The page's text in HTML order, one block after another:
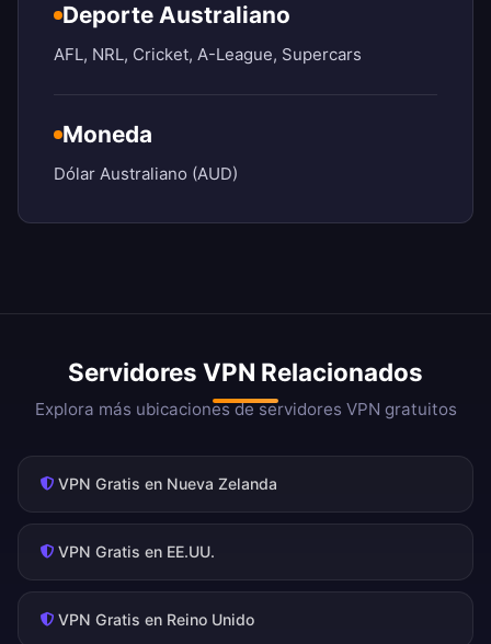
Deporte Australiano
AFL, NRL, Cricket, A-League, Supercars
Moneda
Dólar Australiano (AUD)
Servidores VPN Relacionados
Explora más ubicaciones de servidores VPN gratuitos
VPN Gratis en Nueva Zelanda
VPN Gratis en EE.UU.
VPN Gratis en Reino Unido